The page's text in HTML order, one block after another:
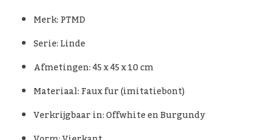
Merk: PTMD
Serie: Linde
Afmetingen: 45 x 45 x 10 cm
Materiaal: Faux fur (imitatiebont)
Verkrijgbaar in: Offwhite en Burgundy